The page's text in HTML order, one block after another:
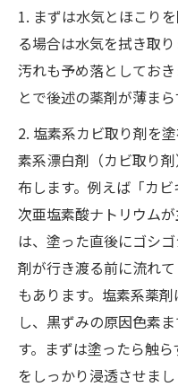
1. まずは水気とほこり
る場合は水気を拭き取
汚れも予め落としてお
とで後述の薬剤が薄ま
2. 塩素系カビ取り剤を
素系漂白剤（カビ取り
布します。例えば「カ
次亜塩素酸ナトリウム
は、塗った直後にゴシ
剤が行き渡る前に流れ
もあります。塩素系薬
し、黒ずみの原因色素
す。まずは塗ったら触
をしっかり浸透させまし